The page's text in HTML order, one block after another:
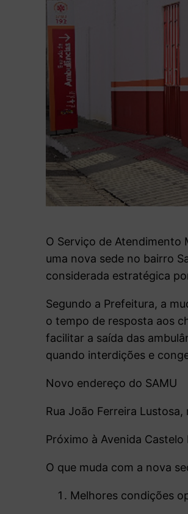
O Serviço de Atendimento
uma nova sede no bairro
considerada estratégica
Segundo a Prefeitura, a
o tempo de resposta aos
facilitar a saída das
quando interdições e
Novo endereço do SAMU
Rua João Ferreira
Próximo à Avenida
O que muda com a nova
Melhores condições